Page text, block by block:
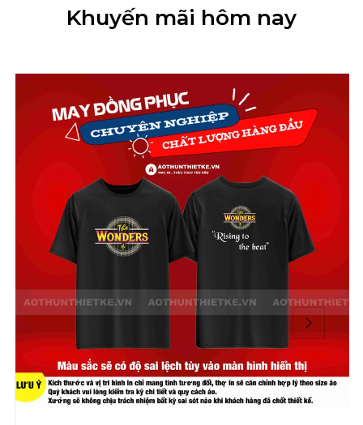
Khuyến mãi hôm nay